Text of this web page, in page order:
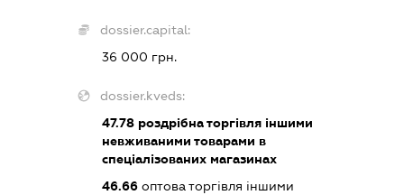
dossier.capital:
36 000 грн.
dossier.kveds:
47.78 роздрібна торгівля іншими
невживаними товарами в
спеціалізованих магазинах
46.66 оптова торгівля іншими